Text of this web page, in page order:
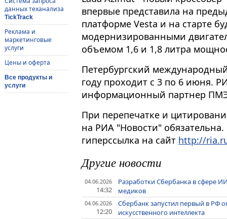
данных теханализа
TickTrack
Реклама и
маркетинговые
услуги
Цены и оферта
Все продукты и
услуги
впервые представила на
платформе Vesta и на старте
модернизированными
объемом 1,6 и 1,8 литра
Петербургский
году проходит с 3 по 6 июня.
информационный партнер
При перепечатке и
на РИА "Новости"
гиперссылка на сайт http://
Другие новости
04.06.2026
14:32
Разработки Сбербанка в сфере
медиков
04.06.2026
12:20
Сбербанк запустил первый в РФ
искусственного интеллекта